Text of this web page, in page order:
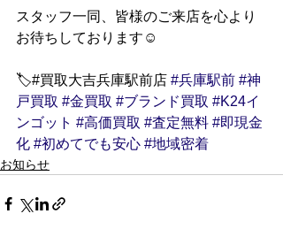
スタッフ一同、皆様のご来店を心より
お待ちしております☺
🏷️#買取大吉兵庫駅前店 #兵庫駅前 #神
戸買取 #金買取 #ブランド買取 #K24イ
ンゴット #高価買取 #査定無料 #即現金
化 #初めてでも安心 #地域密着
お知らせ